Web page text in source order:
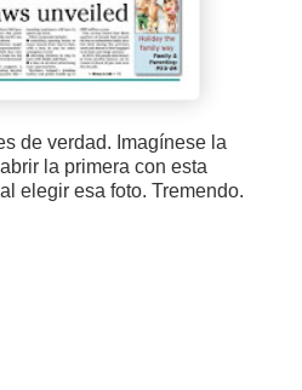
de verdad. Imagínese la
la primera con esta
elegir esa foto. Tremendo.